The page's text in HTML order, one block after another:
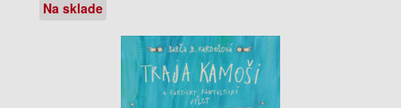
Na sklade